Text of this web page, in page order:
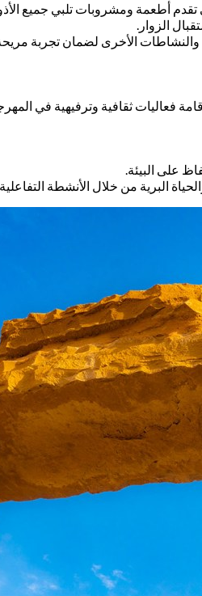
أطعمة ومشروبات تلبي جميع
الزوار.
والنشاطات الأخرى لضمان تجربة
فعاليات ثقافية وترفيهية في
على البيئة.
البرية من خلال الأنشطة